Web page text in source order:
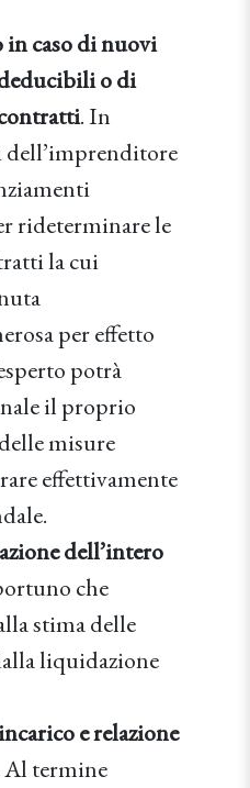
in caso di nuovi
o di
. In
dell’imprenditore
rideterminare le
la cui
per effetto
potrà
il proprio
misure
effettivamente
dell’intero
che
stima delle
liquidazione
e relazione
Al termine